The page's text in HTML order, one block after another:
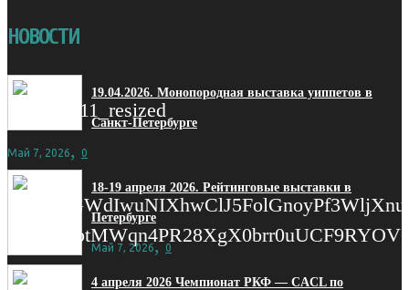
НОВОСТИ
19.04.2026. Монопородная выставка уиппетов в
Санкт-Петербурге
Май 7, 2026, 0
18-19 апреля 2026. Рейтинговые выставки в
Петербурге
Май 7, 2026,0
4 апреля 2026 Чемпионат РКФ — CACL по